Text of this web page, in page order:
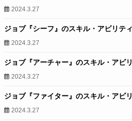
2024.3.27
ジョブ『シーフ』のスキル・アビリテ
2024.3.27
ジョブ『アーチャー』のスキル・アビ
2024.3.27
ジョブ『ファイター』のスキル・アビ
2024.3.27